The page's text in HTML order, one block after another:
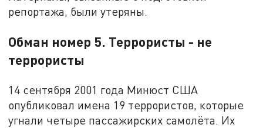
репортажа, были утеряны.
Обман номер 5. Террористы - не
террористы
14 сентября 2001 года Минюст США
опубликовал имена 19 террористов, которые
угнали четыре пассажирских самолёта. Их